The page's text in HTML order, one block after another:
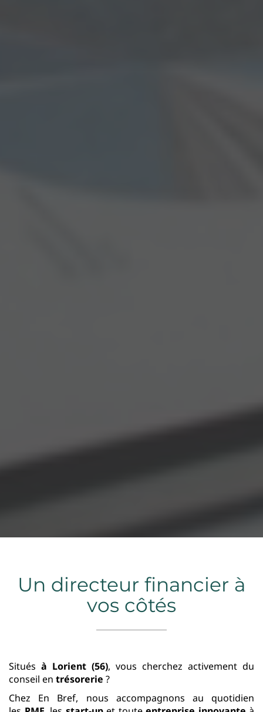
Un directeur financier à
vos côtés
Situés à Lorient (56), vous cherchez activement du
conseil en trésorerie ?
Chez En Bref, nous accompagnons au quotidien